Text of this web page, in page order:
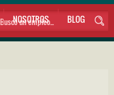
NOSOTROS BLOG